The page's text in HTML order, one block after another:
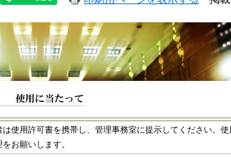
使用許可書を携帯し、管理事務室に提示してください。
お願いします。